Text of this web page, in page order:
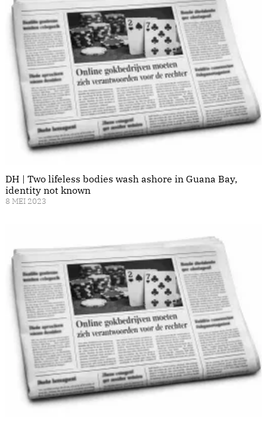
DH | Two lifeless bodies wash ashore in Guana Bay,
identity not known
8 MEI 2023